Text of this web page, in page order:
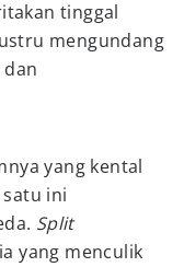
tinggal
mengundang
yang kental
ini
Split
yang menculik